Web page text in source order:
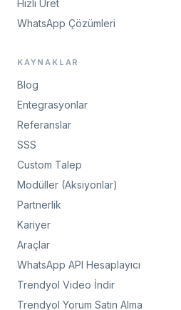
Hızlı Üret
WhatsApp Çözümleri
KAYNAKLAR
Blog
Entegrasyonlar
Referanslar
SSS
Custom Talep
Modüller (Aksiyonlar)
Partnerlik
Kariyer
Araçlar
WhatsApp API Hesaplayıcı
Trendyol Video İndir
Trendyol Yorum Satın Alma